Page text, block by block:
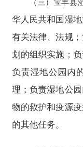
（三）宝丰县
华人民共和国湿
有关法律、法规
划的组织实施；
负责湿地公园内
理；负责湿地公
物的救护和疫源
的其他任务。